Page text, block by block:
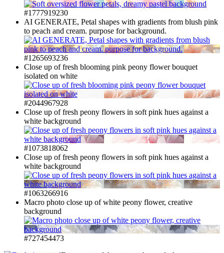
#1777919230
AI GENERATE, Petal shapes with gradients from blush pink
to peach and cream. purpose for background.
#1265693236
Close up of fresh blooming pink peony flower bouquet
isolated on white
#2044967928
Close up of fresh peony flowers in soft pink hues against a
white background
#1073818062
Close up of fresh peony flowers in soft pink hues against a
white background
#1063266916
Macro photo close up of white peony flower, creative
background
#727454473